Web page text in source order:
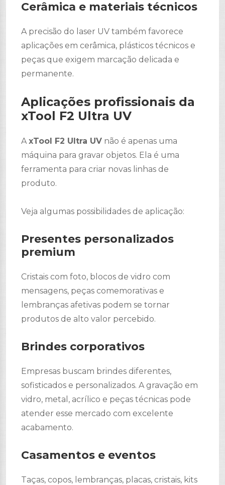
Cerâmica e materiais técnicos
A precisão do laser UV também favorece
aplicações em cerâmica, plásticos técnicos e
peças que exigem marcação delicada e
permanente.
Aplicações profissionais da
xTool F2 Ultra UV
AxTool F2 Ultra UV não é apenas uma
máquina para gravar objetos. Ela é uma
ferramenta para criar novas linhas de
produto.
Veja algumas possibilidades de aplicação:
Presentes personalizados
premium
Cristais com foto, blocos de vidro com
mensagens, peças comemorativas e
lembranças afetivas podem se tornar
produtos de alto valor percebido.
Brindes corporativos
Empresas buscam brindes diferentes,
sofisticados e personalizados. A gravação em
vidro, metal, acrílico e peças técnicas pode
atender esse mercado com excelente
acabamento.
Casamentos e eventos
Taças, copos, lembranças, placas, cristais, kits